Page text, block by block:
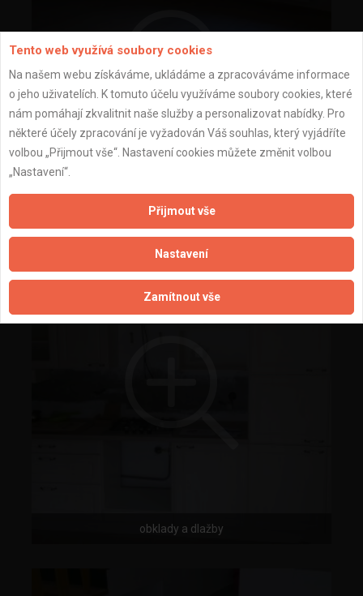
obklady a dlažby
obklady a dlažby
Tento web využívá soubory cookies
Na našem webu získáváme, ukládáme a zpracováváme informace
o jeho uživatelích. K tomuto účelu využíváme soubory cookies, které
nám pomáhají zkvalitnit naše služby a personalizovat nabídky. Pro
některé účely zpracování je vyžadován Váš souhlas, který vyjádříte
volbou „Přijmout vše“. Nastavení cookies můžete změnit volbou
„Nastavení“.
Přijmout vše
Nastavení
Zamítnout vše